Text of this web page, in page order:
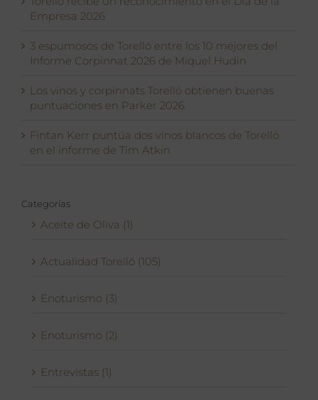
Empresa 2026
3 espumosos de Torelló entre los 10 mejores del
Informe Corpinnat 2026 de Miquel Hudin
Los vinos y corpinnats Torelló obtienen buenas
puntuaciones en Parker 2026
Fintan Kerr puntúa dos vinos blancos de Torelló
en el informe de Tim Atkin
Categorías
Aceite de Oliva (1)
Actualidad Torelló (105)
Enoturismo (3)
Enoturismo (2)
Entrevistas (1)